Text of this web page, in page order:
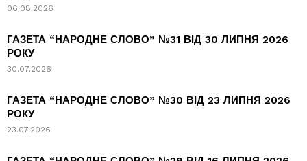
06.08.2026
ГАЗЕТА “НАРОДНЕ СЛОВО” №31 ВІД 30 ЛИПНЯ 2026
РОКУ
30.07.2026
ГАЗЕТА “НАРОДНЕ СЛОВО” №30 ВІД 23 ЛИПНЯ 2026
РОКУ
23.07.2026